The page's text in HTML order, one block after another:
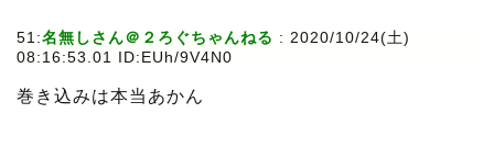
51:名無しさん＠２ろぐちゃんねる : 2020/10/24(土)
08:16:53.01 ID:EUh/9V4N0
巻き込みは本当あかん